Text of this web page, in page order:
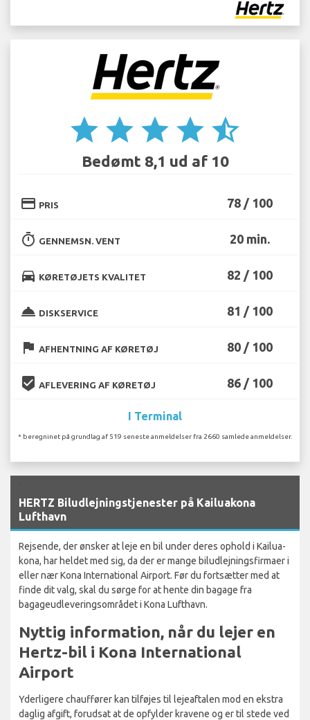
star star star star star_half
Bedømt 8,1 ud af 10
credit_card PRIS 78 / 100
timer GENNEMSN. VENT 20 min.
directions_car KØRETØJETS KVALITET 82 / 100
room_service DISKSERVICE 81 / 100
flag AFHENTNING AF KØRETØJ 80 / 100
beenhere AFLEVERING AF KØRETØJ 86 / 100
I Terminal
* beregninet på grundlag af 519 seneste anmeldelser fra 2660 samlede anmeldelser.
HERTZ Biludlejningstjenester på Kailuakona
Lufthavn
Rejsende, der ønsker at leje en bil under deres ophold i Kailua-
kona, har heldet med sig, da der er mange biludlejningsfirmaer i
eller nær Kona International Airport. Før du fortsætter med at
finde dit valg, skal du sørge for at hente din bagage fra
bagageudleveringsområdet i Kona Lufthavn.
Nyttig information, når du lejer en
Hertz-bil i Kona International
Airport
Yderligere chauffører kan tilføjes til lejeaftalen mod en ekstra
daglig afgift, forudsat at de opfylder kravene og er til stede ved